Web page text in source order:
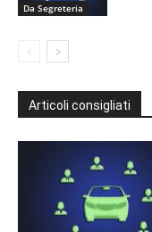
Da Segreteria
Articoli consigliati